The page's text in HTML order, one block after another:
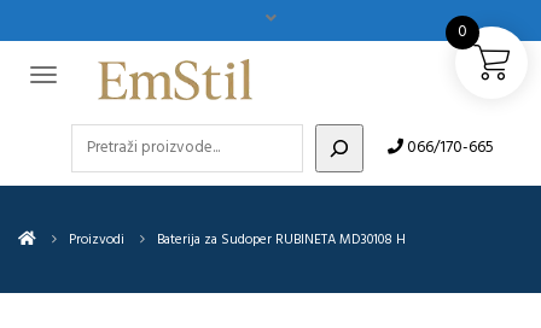
066/170-665
Proizvodi Baterija za Sudoper RUBINETA MD30108 H
0